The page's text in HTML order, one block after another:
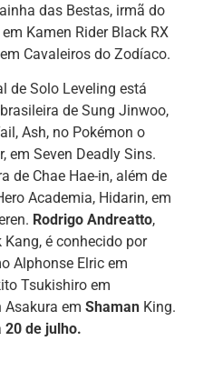
das Bestas, irmã do
Kamen Rider Black RX
Cavaleiros do Zodíaco.
de Solo Leveling está
de Sung Jinwoo,
Ash, no Pokémon o
em Seven Deadly Sins.
de Chae Hae-in, além de
Academia, Hidarin, em
Rodrigo Andreatto,
é conhecido por
Alphonse Elric em
Tsukishiro em
Asakura em Shaman King.
20 de julho.